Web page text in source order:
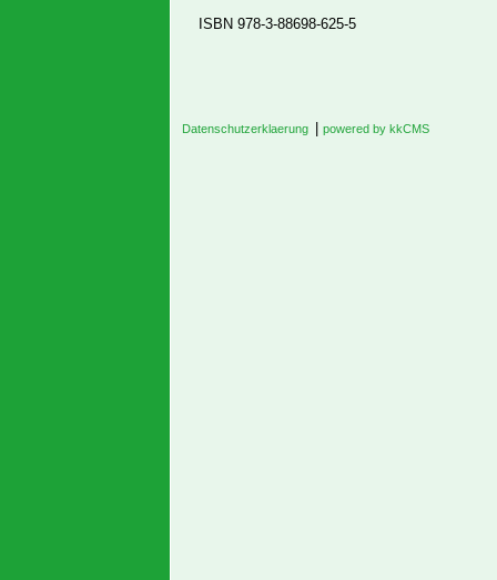
ISBN 978-3-88698-625-5
Datenschutzerklaerung powered by kkCMS